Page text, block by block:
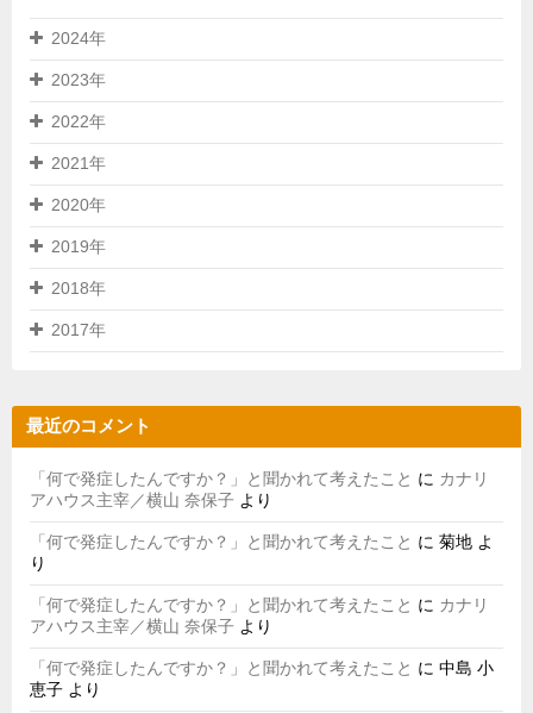
2024年
2023年
2022年
2021年
2020年
2019年
2018年
2017年
最近のコメント
「何で発症したんですか？」と聞かれて考えたこと に カナリ
アハウス主宰／横山 奈保子 より
「何で発症したんですか？」と聞かれて考えたこと に 菊地 よ
り
「何で発症したんですか？」と聞かれて考えたこと に カナリ
アハウス主宰／横山 奈保子 より
「何で発症したんですか？」と聞かれて考えたこと に 中島 小
恵子 より